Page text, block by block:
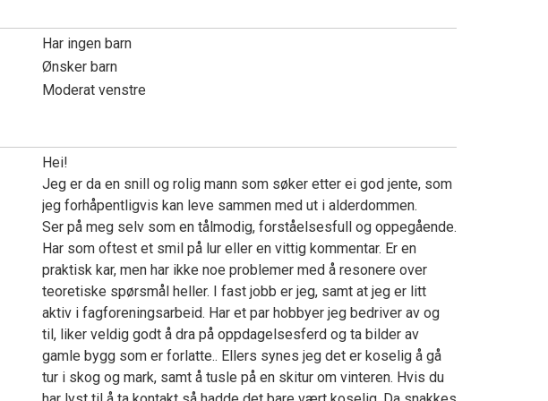
Har ingen barn
Ønsker barn
Moderat venstre
Hei!
Jeg er da en snill og rolig mann som søker etter ei god jente, som
jeg forhåpentligvis kan leve sammen med ut i alderdommen.
Ser på meg selv som en tålmodig, forståelsesfull og oppegående.
Har som oftest et smil på lur eller en vittig kommentar. Er en
praktisk kar, men har ikke noe problemer med å resonere over
teoretiske spørsmål heller. I fast jobb er jeg, samt at jeg er litt
aktiv i fagforeningsarbeid. Har et par hobbyer jeg bedriver av og
til, liker veldig godt å dra på oppdagelsesferd og ta bilder av
gamle bygg som er forlatte.. Ellers synes jeg det er koselig å gå
tur i skog og mark, samt å tusle på en skitur om vinteren. Hvis du